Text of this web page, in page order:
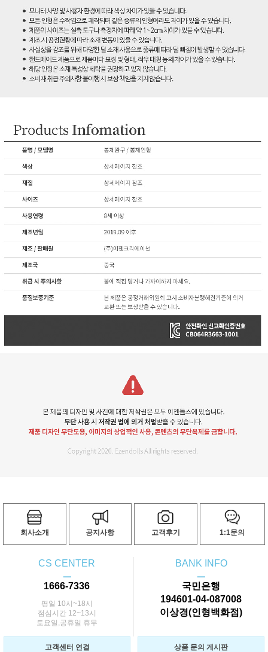
회사소개 공지사항 고객후기 1:1문의
CS CENTER
ㅡ
1666-7336
평일 10시~18시
점심시간 12~13시
토요일,공휴일 휴무
BANK INFO
ㅡ
국민은행
194601-04-087008
이상경(인형백화점)
고객센터 연결 상품 문의 게시판